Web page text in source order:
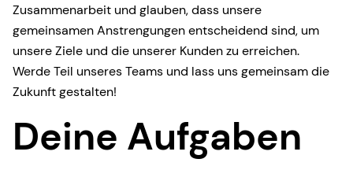
Zusammenarbeit und glauben, dass unsere
gemeinsamen Anstrengungen entscheidend sind, um
unsere Ziele und die unserer Kunden zu erreichen.
Werde Teil unseres Teams und lass uns gemeinsam die
Zukunft gestalten!
Deine Aufgaben